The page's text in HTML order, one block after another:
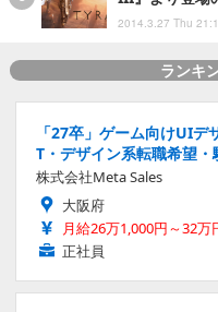
2014.3.27 Thu
ランキ
「27卒」ゲーム向けUI
T・デザイン系転職希望
株式会社Meta Sales
大阪府
月給26万1,000円～32万
正社員